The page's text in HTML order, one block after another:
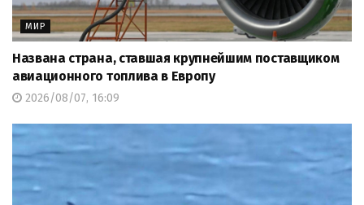
МИР
Названа страна, ставшая крупнейшим поставщиком
авиационного топлива в Европу
2026/08/07, 16:09